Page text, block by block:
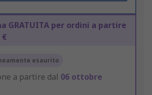
GRATUITA per ordini a partire
€
esaurito
a partire dal 06 ottobre